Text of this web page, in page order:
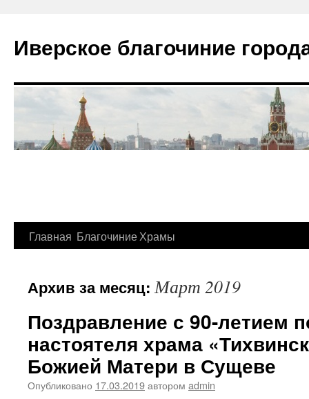
Иверское благочиние
Перейти
содержимому
Главная БлагочиниеХрамы
Архив за месяц:Март 2019
Поздравление с 90-летием
настоятеля храма
Божией Матери в Сущеве
Опубликовано 17.03.2019автором admin